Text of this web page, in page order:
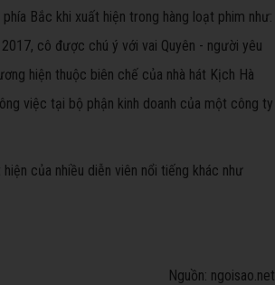
Bắc khi xuất hiện trong hàng loạt phim như:
2017, cô được chú ý với vai Quyên - người yêu
hiện thuộc biên chế của nhà hát Kịch Hà
việc tại bộ phận kinh doanh của một công ty
của nhiều diễn viên nổi tiếng khác như
Nguồn: ngoisao.net